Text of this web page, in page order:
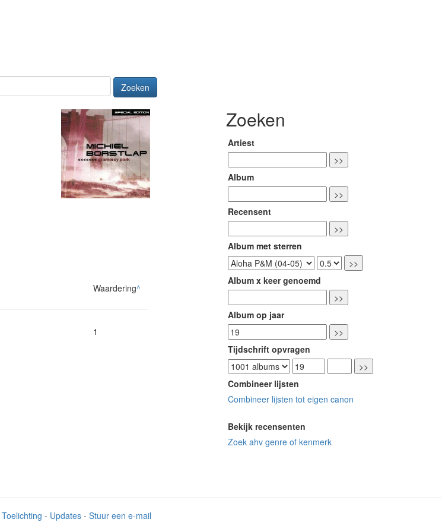
Zoeken
Waardering^
1
Zoeken
Artiest
Album
Recensent
Album met sterren
Album x keer genoemd
Album op jaar
Tijdschrift opvragen
Combineer lijsten
Combineer lijsten tot eigen canon
Bekijk recensenten
Zoek ahv genre of kenmerk
Toelichting - Updates- Stuur een e-mail